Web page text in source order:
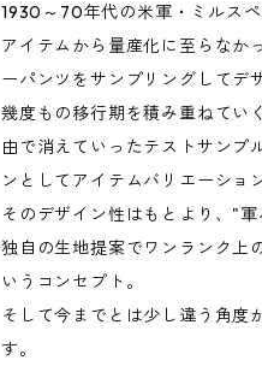
1930～70年代の米軍・ミルス
アイテムから量産化に至らなか
ーパンツをサンプリングしてデ
幾度もの移行期を積み重ねてい
由で消えていったテストサンプ
ンとしてアイテムバリエーショ
そのデザイン性はもとより、"
独自の生地提案でワンランク上
いうコンセプト。
そして今までとは少し違う角度
す。